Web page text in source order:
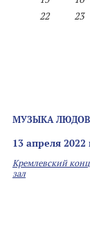
22
23
МУЗЫКА
13 апреля 2022
Кремлевский
зал